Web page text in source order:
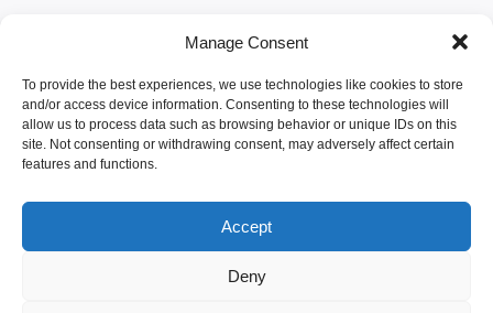
Manage Consent
To provide the best experiences, we use technologies like cookies to store
and/or access device information. Consenting to these technologies will
allow us to process data such as browsing behavior or unique IDs on this
site. Not consenting or withdrawing consent, may adversely affect certain
features and functions.
Accept
Deny